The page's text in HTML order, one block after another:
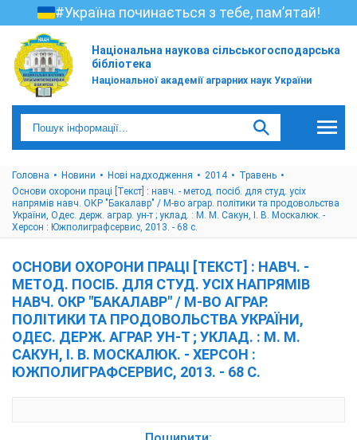
#Україна починається з тебе, пам’ятай!
Національна наукова сільськогосподарська
бібліотека
Національної академії аграрних наук України
Головна Новини Нові надходження 2014
Травень
Основи охорони праці [Текст] : навч. - метод. посіб. для студ. усіх
напрямів навч. ОКР "Бакалавр" / М-во аграр. політики та продовольства
України, Одес. держ. аграр. ун-т ; уклад. : М. М. Сакун, І. В. Москалюк. -
Херсон : Южполиграфсервис, 2013. - 68 с.
ОСНОВИ ОХОРОНИ ПРАЦІ [ТЕКСТ] : НАВЧ. -
МЕТОД. ПОСІБ. ДЛЯ СТУД. УСІХ НАПРЯМІВ
НАВЧ. ОКР "БАКАЛАВР" / М-ВО АГРАР.
ПОЛІТИКИ ТА ПРОДОВОЛЬСТВА УКРАЇНИ,
ОДЕС. ДЕРЖ. АГРАР. УН-Т ; УКЛАД. : М. М.
САКУН, І. В. МОСКАЛЮК. - ХЕРСОН :
ЮЖПОЛИГРАФСЕРВИС, 2013. - 68 С.